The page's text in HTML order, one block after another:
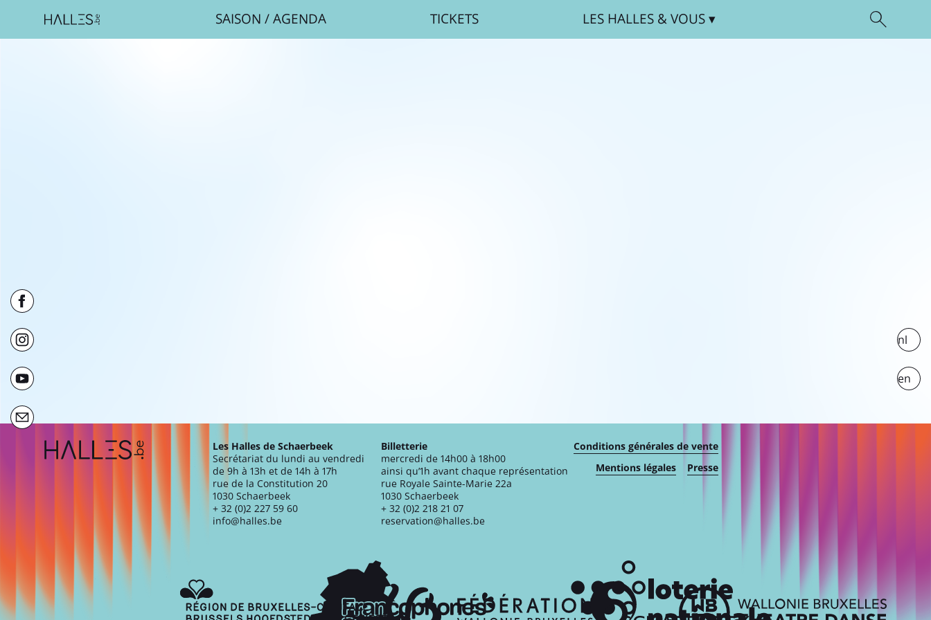
SAISON /AGENDA TICKETS LES HALLES & VOUS
Extra navigation
nl
en
Les Halles de Schaerbeek
Secrétariat du lundi au vendredi
de 9h à 13h et de 14h à 17h
rue de la Constitution 20
1030 Schaerbeek
+ 32 (0)2 227 59 60
info@halles.be
Billetterie
mercredi de 14h00 à 18h00
ainsi qu’1h avant chaque représentation
rue Royale Sainte-Marie 22a
1030 Schaerbeek
+ 32 (0)2 218 21 07
reservation@halles.be
Conditions générales de vente
Mentions légales
Presse